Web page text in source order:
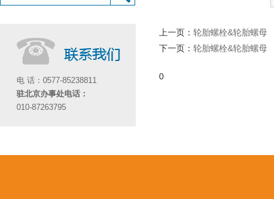
电 话：0577-85238811
驻北京办事处电话：
010-87263795
上一页： 轮胎螺栓&轮胎螺母
下一页： 轮胎螺栓&轮胎螺母
0